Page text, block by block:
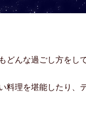
どんな過ごし方をし
料理を堪能したり、